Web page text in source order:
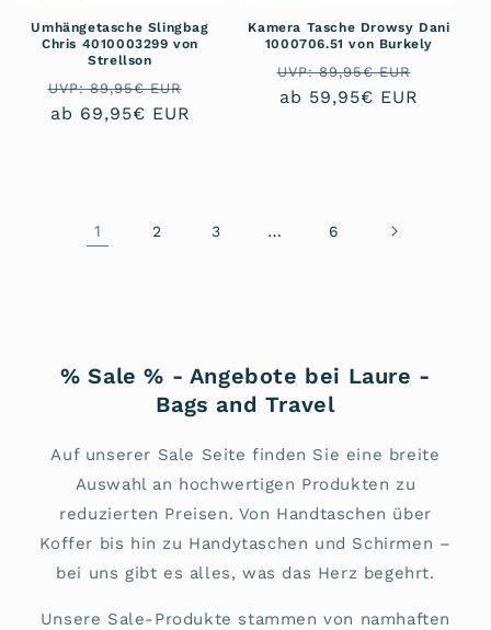
Umhängetasche Slingbag
Chris 4010003299 von
Strellson
Normaler
Preis
UVP: 89,95€ EUR
Verkaufspreis
ab 69,95€ EUR
Kamera Tasche Drowsy Dani
1000706.51 von Burkely
Normaler
Preis
UVP: 89,95€ EUR
ab 59,95€ EUR
1 2 3 … 6
% Sale % - Angebote bei Laure -
Bags and Travel
Auf unserer Sale Seite finden Sie eine breite
Auswahl an hochwertigen Produkten zu
reduzierten Preisen. Von Handtaschen über
Koffer bis hin zu Handytaschen und Schirmen –
bei uns gibt es alles, was das Herz begehrt.
Unsere Sale-Produkte stammen von namhaften